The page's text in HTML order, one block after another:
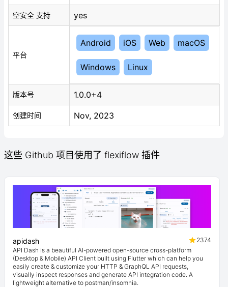
空安全 支持 yes
平台
Android iOS Web macOS
Windows Linux
版本号 1.0.0+4
创建时间 Nov, 2023
这些 Github 项目使用了 flexiflow 插件
apidash
2374
API Dash is a beautiful AI-powered open-source cross-platform
(Desktop & Mobile) API Client built using Flutter which can help you
easily create & customize your HTTP & GraphQL API requests,
visually inspect responses and generate API integration code. A
lightweight alternative to postman/insomnia.